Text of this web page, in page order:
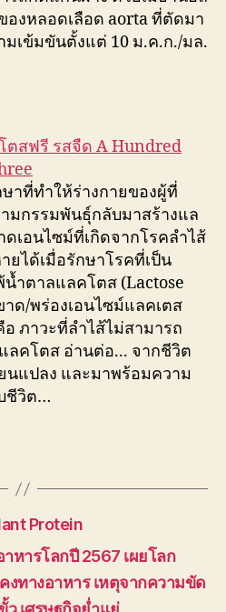
งหลอดเลือด aorta ที่ตัดมา
เข้มขันตั้งแต่ 10 ม.ค.ก./มล.
สฟรี รสจืด A Hundred
าที่ทำให้ร่างกายของผู้ที่
มกรรมพันธุ์กลับมาสร้างแล
เอนไซม์ที่เกิดจากโรคลำไส้
ยได้เมื่อรักษาโรคที่เป็น
ำตาลแลคโตส (Lactose
ด/พร่องเอนไซม์แลคเตส
ภาวะที่ลำไส้ไม่สามารถ
คโตส อ่านต่อ... จากชีวิต
นแปลง และมาพร้อมความ
ชีวิต…
Protein
หารโลกปี 2567 เผยโลก
ทางอาหาร เหตุจากความขัด